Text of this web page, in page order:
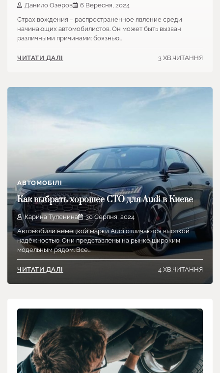
Данило Озеров
6 Вересня, 2024
Страх вождения – распространенное явление среди
начинающих автомобилистов. Он может быть вызван
различными причинами: боязнью…
ЧИТАТИ ДАЛІ 3 ХВ.ЧИТАННЯ
АВТОМОБІЛІ
Как выбрать хорошее СТО для Audi в Киеве
Карина Туленина
30 Серпня, 2024
Автомобили немецкой марки Audi отличаются высокой
надёжностью. Они представлены на рынке широким
модельным рядом. Все…
ЧИТАТИ ДАЛІ 4 ХВ.ЧИТАННЯ